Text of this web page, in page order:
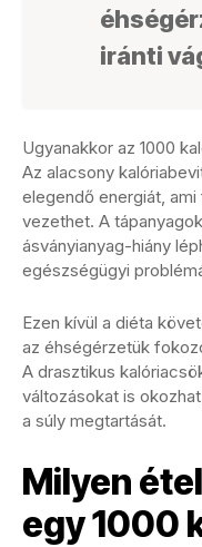
iránti
Ugyanakkor az 1000
Az alacsony
elegendő energiát,
vezethet. A
ásványianyag-hiány
egészségügyi
Ezen kívül a diéta
az éhségérzetük
A drasztikus
változásokat is
a súly megtartását.
Milyen
egy 1000